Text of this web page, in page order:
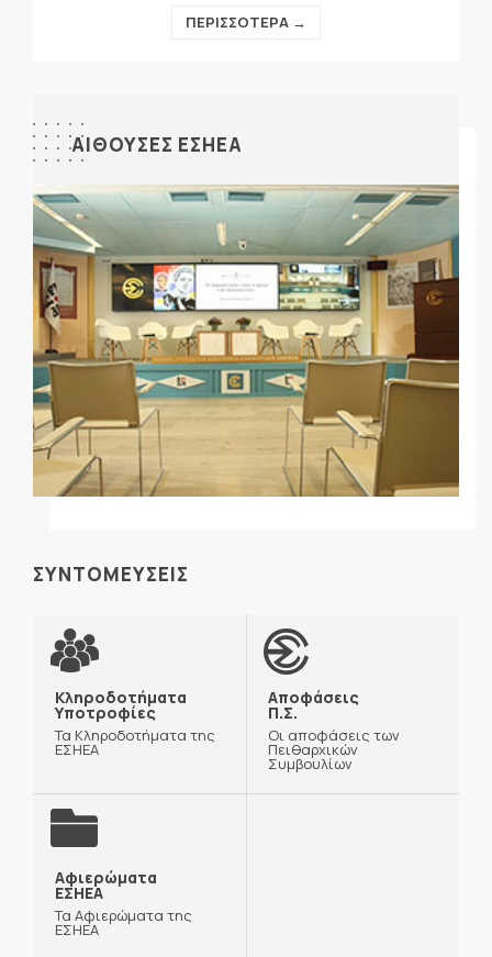
ΠΕΡΙΣΣΟΤΕΡΑ →
ΑΙΘΟΥΣΕΣ ΕΣΗΕΑ
ΣΥΝΤΟΜΕΥΣΕΙΣ
Κληροδοτήματα
Υποτροφίες
Τα Κληροδοτήματα της
ΕΣΗΕΑ
Αποφάσεις
Π.Σ.
Οι αποφάσεις των
Πειθαρχικών
Συμβουλίων
Αφιερώματα
ΕΣΗΕΑ
Τα Αφιερώματα της
ΕΣΗΕΑ